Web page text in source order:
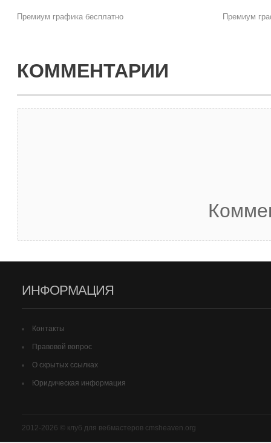
Премиум графика бесплатно Премиум
КОММЕНТАРИИ
ИНФОРМАЦИЯ
Контакты
Правовой вопрос
О скрытых ссылках
Юридическая информация
2012-2026 © клуб для вебмастеров cmsheaven.org